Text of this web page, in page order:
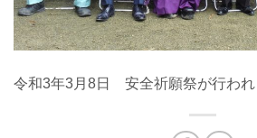
令和3年3月8日 安全祈願祭が行われ